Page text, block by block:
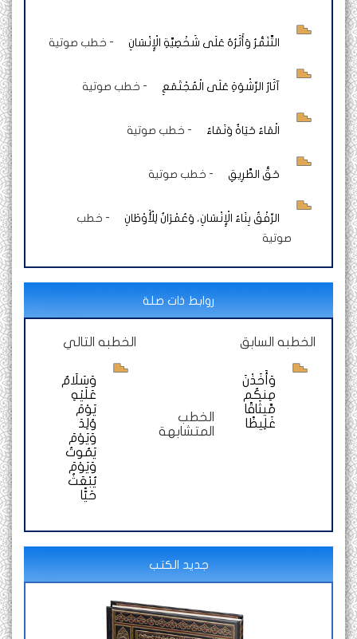
التَّنَمُّرُ وَأَثَرُهُ عَلَى شَخْصِيَّةِ الْإِنْسَانِ - خطب صوتية
آثَارُ الرِّشْوَةِ عَلَى الْمُجْتَمَعِ - خطب صوتية
الْمَاءُ حَيَاةٌ وَنَمَاءٌ - خطب صوتية
حَقُّ الطَّرِيقِ - خطب صوتية
الرِّفْقُ بِنَاءُ الْإِنْسَانِ، وَعُمْرَانٌ لِلْأَوْطَانِ - خطب
صوتية
روابط ذات صلة
الخطبه السابق
وَأَخَذْنَ
مِنكُم
مِّيثَاقًا
غَلِيظًا
الخطب
المتشابهة
الخطبه التالي
وَسَلَامٌ
عَلَيْهِ
يَوْمَ
وُلِدَ
وَيَوْمَ
يَمُوتُ
وَيَوْمَ
يُبْعَثُ
حَيًّا
جديد الكتب